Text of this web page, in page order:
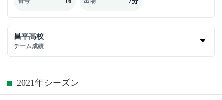
昌平高校
チーム成績
2021年シーズン